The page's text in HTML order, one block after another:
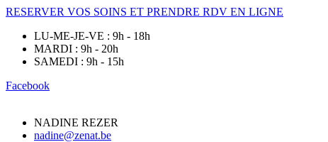
RESERVER VOS SOINS ET PRENDRE RDV EN LIGNE
LU-ME-JE-VE : 9h - 18h
MARDI : 9h - 20h
SAMEDI : 9h - 15h
Facebook
NADINE REZER
nadine@zenat.be